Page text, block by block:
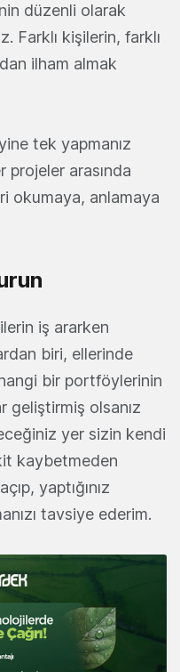
düzenli olarak
Farklı kişilerin, farklı
ilham almak
tek yapmanız
arasında
okumaya, anlamaya
iş ararken
biri, ellerinde
bir portföylerinin
geliştirmiş olsanız
yer sizin kendi
kaybetmeden
yaptığınız
tavsiye ederim.